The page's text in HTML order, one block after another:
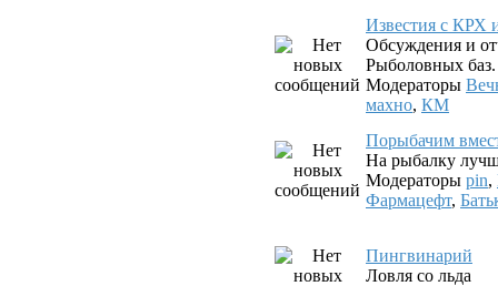
Известия с КРХ
Обсуждения и
Рыболовных баз.
Модераторы
махно, КМ
Порыбачим
На рыбалку
Модераторы pin,
Фармацефт,
Пингвинарий
Ловля со льда